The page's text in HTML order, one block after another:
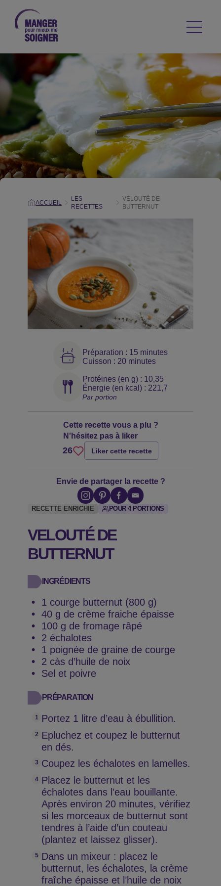
ACCUEIL
LES
RECETTES
VELOUTÉ DE
BUTTERNUT
Préparation : 15 minutes
Cuisson : 20 minutes
Protéines (en g) : 10,35
Énergie (en kcal) : 221,7
Par portion
Cette recette vous a plu ?
N'hésitez pas à liker
26 Liker cette recette
Envie de partager la recette ?
RECETTE ENRICHIE POUR 4 PORTIONS
VELOUTÉ DE
BUTTERNUT
INGRÉDIENTS
1 courge butternut (800 g)
40 g de crème fraiche épaisse
100 g de fromage râpé
2 échalotes
1 poignée de graine de courge
2 càs d’huile de noix
Sel et poivre
PRÉPARATION
Portez 1 litre d’eau à ébullition.
Epluchez et coupez le butternut
en dés.
Coupez les échalotes en lamelles.
Placez le butternut et les
échalotes dans l’eau bouillante.
Après environ 20 minutes, vérifiez
si les morceaux de butternut sont
tendres à l’aide d’un couteau
(plantez et laissez glisser).
Dans un mixeur : placez le
butternut, les échalotes, la crème
fraîche épaisse et l’huile de noix